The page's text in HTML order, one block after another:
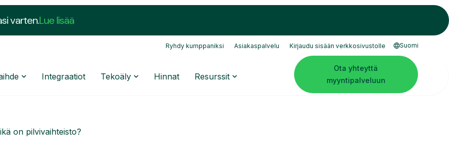
varten.Lue lisää
Ryhdy kumppaniksi Asiakaspalvelu Kirjaudu sisään verkkosivustolle Suomi
Integraatiot Tekoäly Hinnat Resurssit
Ota yhteyttä
myyntipalveluun
on pilvivaihteisto?